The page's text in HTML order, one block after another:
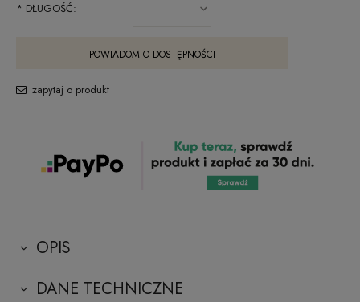
* DŁUGOŚĆ:
POWIADOM O DOSTĘPNOŚCI
zapytaj o produkt
OPIS
DANE TECHNICZNE